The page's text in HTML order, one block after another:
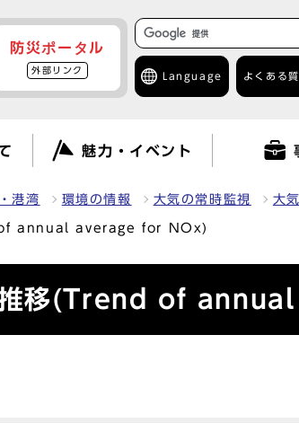
防災ポータル
外部リンク
Language よくある
魅力・イベント
港湾 環境の情報 大気の常時監視 大
of annual average for NOx)
推移(Trend of